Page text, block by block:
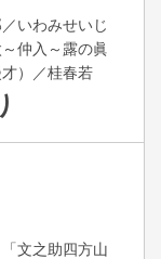
いわみせいじ
仲入～露の眞
）／桂春若
文之助四方山